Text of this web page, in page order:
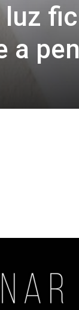
luz
a